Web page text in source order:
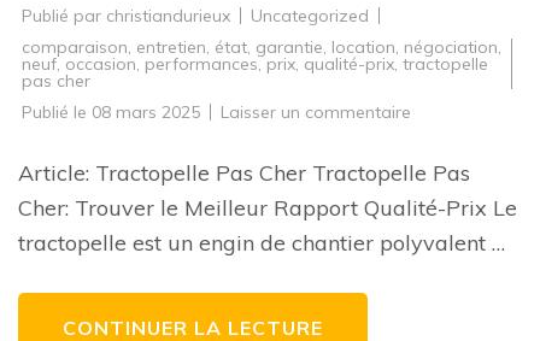
Publié par christiandurieux
Uncategorized
comparaison, entretien, état, garantie, location, négociation,
neuf, occasion, performances,prix, qualité-prix, tractopelle
pas cher
Publié le 08 mars 2025 Laisser un commentaire
Meilleur
Tractopelle
Pas
Cher:
pour
un
Article: Tractopelle Pas Cher Tractopelle Pas
Cher: Trouver le Meilleur Rapport Qualité-Prix Le
tractopelle est un engin de chantier polyvalent …
CONTINUER LA LECTURE